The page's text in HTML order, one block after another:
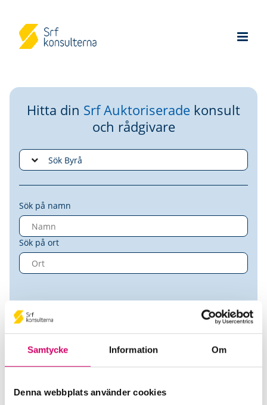
Samtycke Information Om
Denna webbplats använder cookies
Hitta din Srf Auktoriserade konsult
och rådgivare
Sök på namn
Sök på ort